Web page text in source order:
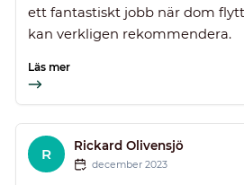
ett fantastiskt jobb när dom
kan verkligen rekommendera.
Läs mer
R Rickard Olivensjö
december 2023